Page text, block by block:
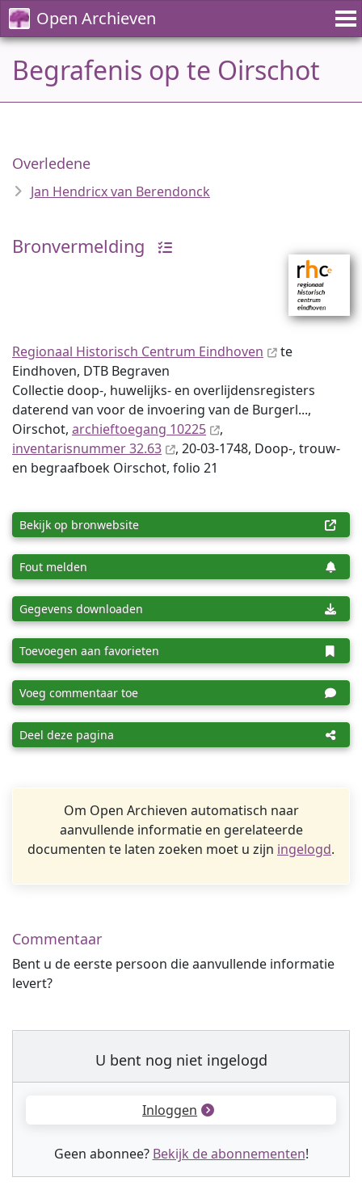
Open Archieven
Begrafenis op te Oirschot
Overledene
Jan Hendricx van Berendonck
Bronvermelding
Regionaal Historisch Centrum Eindhoven
te
Eindhoven, DTB Begraven
Collectie doop-, huwelijks- en overlijdensregisters
daterend van voor de invoering van de Burgerl...,
Oirschot, archieftoegang 10225
,
inventaris­num­mer 32.63
, 20-03-1748, Doop-, trouw-
en begraafboek Oirschot, folio 21
Bekijk op bronwebsite
Fout melden
Gegevens downloaden
Toevoegen aan favorieten
Voeg commentaar toe
Deel deze pagina
Om Open Archieven automatisch naar
aanvullende informatie en gerelateerde
documenten te laten zoeken moet u zijn ingelogd.
Commentaar
Bent u de eerste persoon die aanvullende informatie
levert?
U bent nog niet ingelogd
Inloggen
Geen abonnee? Bekijk de abonnementen!